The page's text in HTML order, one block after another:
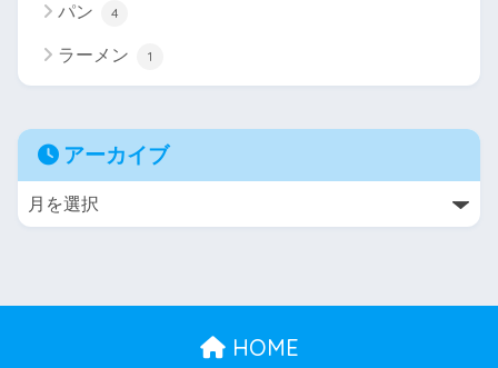
パン 4
ラーメン 1
アーカイブ
HOME